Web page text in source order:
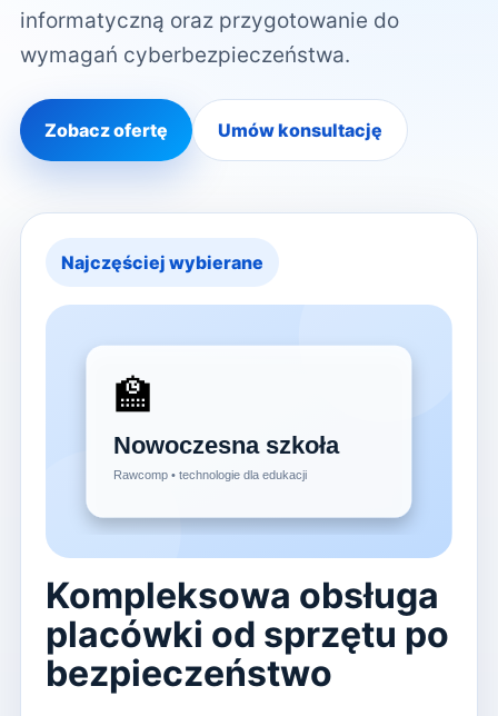
informatyczną oraz przygotowanie do
wymagań cyberbezpieczeństwa.
Zobacz ofertę Umów konsultację
Najczęściej wybierane
Kompleksowa obsługa
placówki od sprzętu po
bezpieczeństwo